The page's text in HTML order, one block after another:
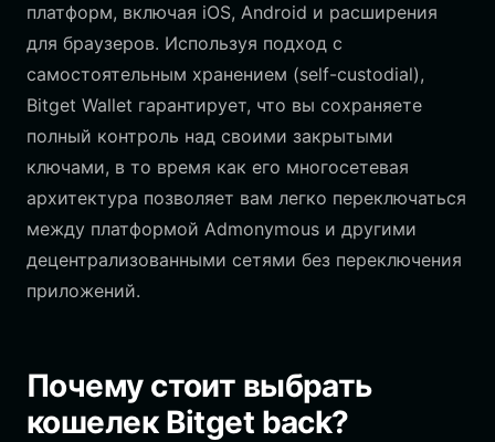
платформ, включая iOS, Android и расширения
для браузеров. Используя подход с
самостоятельным хранением (self-custodial),
Bitget Wallet гарантирует, что вы сохраняете
полный контроль над своими закрытыми
ключами, в то время как его многосетевая
архитектура позволяет вам легко переключаться
между платформой Admonymous и другими
децентрализованными сетями без переключения
приложений.
Почему стоит выбрать
кошелек Bitget back?